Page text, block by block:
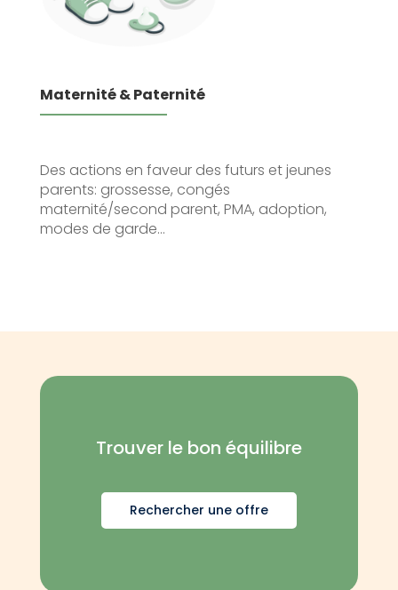
Maternité & Paternité
Des actions en faveur des futurs et jeunes
parents: grossesse, congés
maternité/second parent, PMA, adoption,
modes de garde…
Trouver le bon équilibre
Rechercher une offre